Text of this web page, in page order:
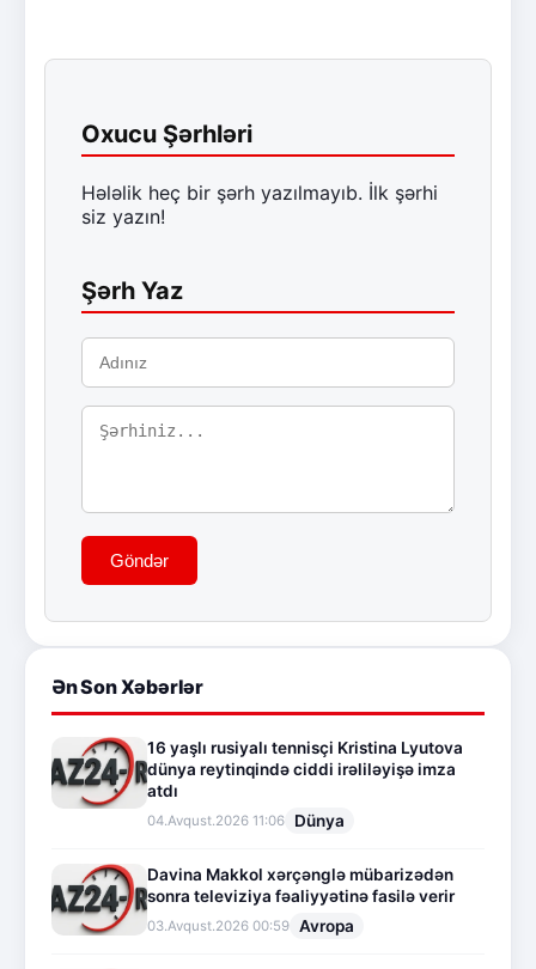
Oxucu Şərhləri
Hələlik heç bir şərh yazılmayıb. İlk şərhi
siz yazın!
Şərh Yaz
Göndər
Ən Son Xəbərlər
16 yaşlı rusiyalı tennisçi Kristina Lyutova
dünya reytinqində ciddi irəliləyişə imza
atdı
04.Avqust.2026 11:06 Dünya
Davina Makkol xərçənglə mübarizədən
sonra televiziya fəaliyyətinə fasilə verir
03.Avqust.2026 00:59 Avropa